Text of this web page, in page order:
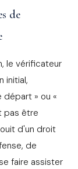
de
le vérificateur
initial,
» ou «
pas être
d'un droit
de
faire assister